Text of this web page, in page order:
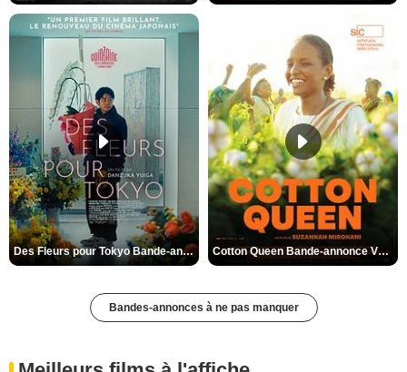
Des Fleurs pour Tokyo Bande-annonce VO STFR Cotton Queen Bande-annonce VO STFR
Bandes-annonces à ne pas manquer